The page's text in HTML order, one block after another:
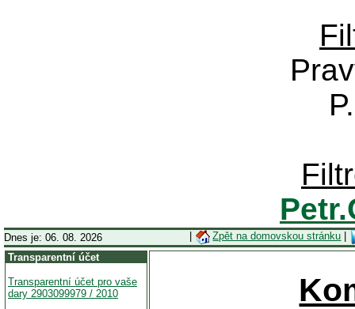
Dnes je: 06. 08. 2026 Zpět na domovskou stránku
Transparentní účet
Transparentní účet pro vaše
dary 2903099979 / 2010